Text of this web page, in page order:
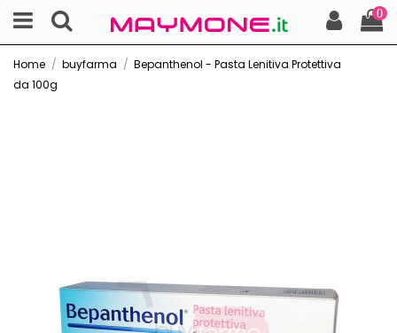
0
Home buyfarma
Bepanthenol - Pasta Lenitiva Protettiva
da 100g